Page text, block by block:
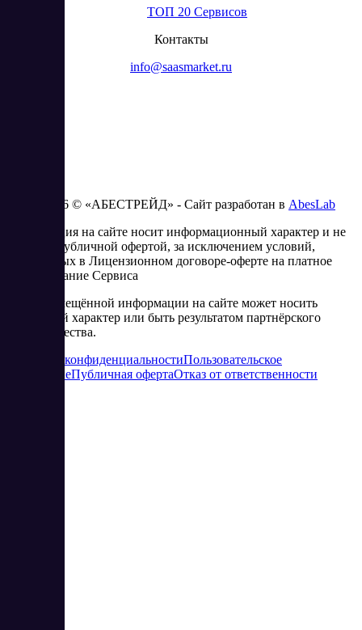
ТОП 20 Сервисов
Контакты
info@saasmarket.ru
2023 - 2026 © «АБЕСТРЕЙД» - Сайт разработан в AbesLab
Информация на сайте носит информационный характер и не
является публичной офертой, за исключением условий,
изложенных в Лицензионном договоре-оферте на платное
использование Сервиса
Часть размещённой информации на сайте может носить
рекламный характер или быть результатом партнёрского
сотрудничества.
Политика конфиденциальностиПользовательское
соглашениеПубличная офертаОтказ от ответственности